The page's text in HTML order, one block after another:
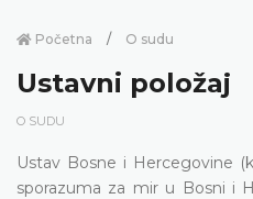
Početna O sudu
Ustavni položaj
O SUDU
Ustav Bosne i Hercegovine
sporazuma za mir u Bosni i